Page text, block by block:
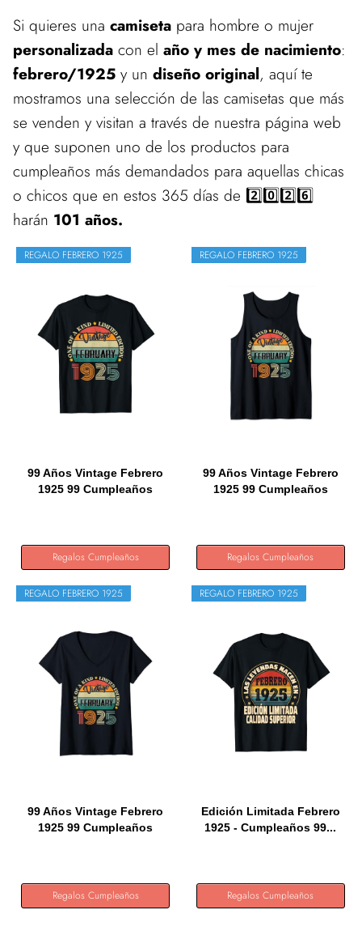
Si quieres una camiseta para hombre o mujer
personalizada con el año y mes de nacimiento:
febrero/1925 y un diseño original, aquí te
mostramos una selección de las camisetas que más
se venden y visitan a través de nuestra página web
y que suponen uno de los productos para
cumpleaños más demandados para aquellas chicas
o chicos que en estos 365 días de 2️⃣0️⃣2️⃣6️⃣
harán 101 años.
REGALO FEBRERO 1925
99 Años Vintage Febrero
1925 99 Cumpleaños
Regalos Cumpleaños
REGALO FEBRERO 1925
99 Años Vintage Febrero
1925 99 Cumpleaños
Regalos Cumpleaños
REGALO FEBRERO 1925
99 Años Vintage Febrero
1925 99 Cumpleaños
Regalos Cumpleaños
REGALO FEBRERO 1925
Edición Limitada Febrero
1925 - Cumpleaños 99...
Regalos Cumpleaños